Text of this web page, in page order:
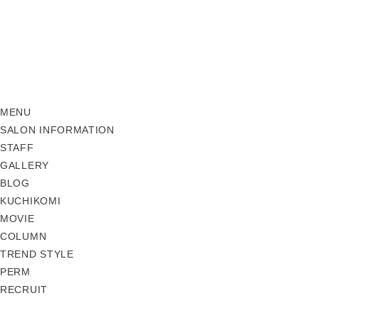
MENU
SALON INFORMATION
STAFF
GALLERY
BLOG
KUCHIKOMI
MOVIE
COLUMN
TREND STYLE
PERM
RECRUIT